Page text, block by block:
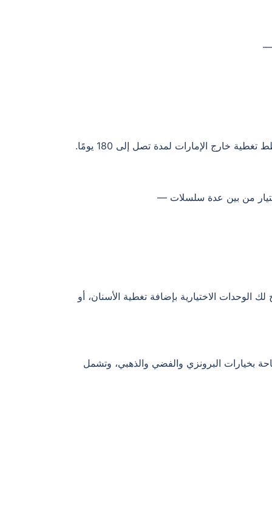
—
خارج الإمارات لمدة تصل إلى 180 يومًا.
من بين عدة سلسلات —
الاختيارية بإضافة تغطية الأسنان، أو
بخيارات البرونزي والفضي والذهبي، وتشمل